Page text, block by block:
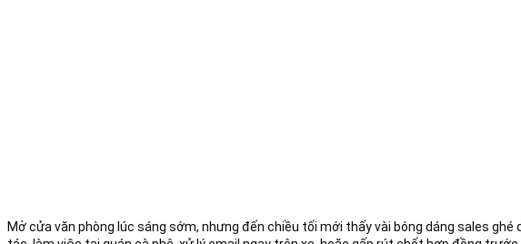
Mở cửa văn phòng lúc sáng sớm, nhưng đến chiều tối mới thấy vài bóng dáng sales